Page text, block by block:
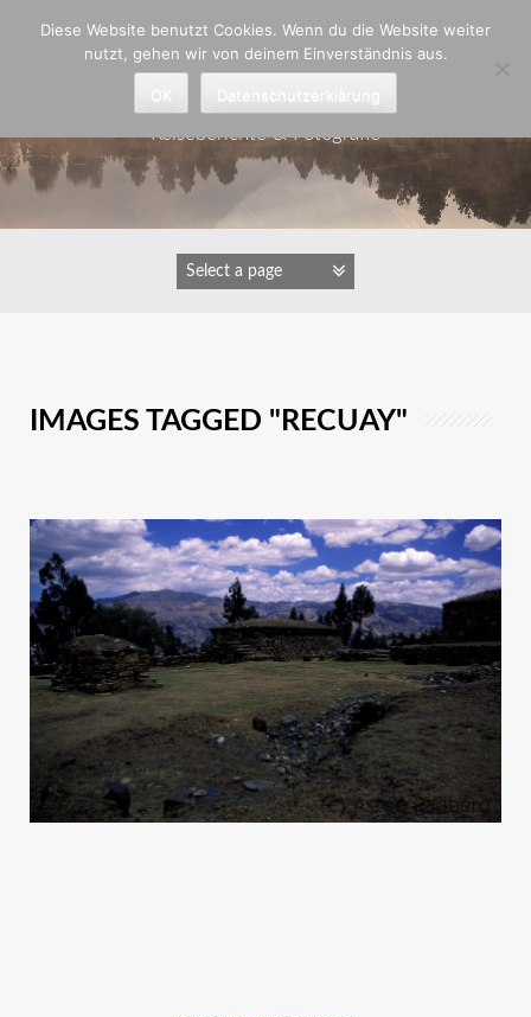
Astrid Padberg
Reiseberichte & Fotografie
IMAGES TAGGED "RECUAY"
Diese Website benutzt Cookies. Wenn du die Website weiter
nutzt, gehen wir von deinem Einverständnis aus.